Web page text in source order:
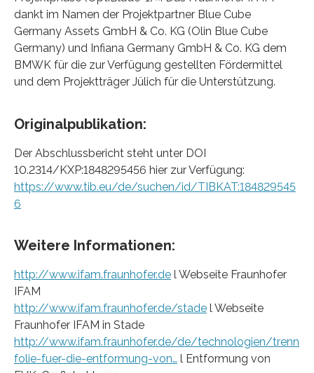
dankt im Namen der Projektpartner Blue Cube
Germany Assets GmbH & Co. KG (Olin Blue Cube
Germany) und Infiana Germany GmbH & Co. KG dem
BMWK für die zur Verfügung gestellten Fördermittel
und dem Projektträger Jülich für die Unterstützung.
Originalpublikation:
Der Abschlussbericht steht unter DOI
10.2314/KXP:1848295456 hier zur Verfügung:
https://www.tib.eu/de/suchen/id/TIBKAT:184829545
6
Weitere Informationen:
http://www.ifam.fraunhofer.de l Webseite Fraunhofer
IFAM
http://www.ifam.fraunhofer.de/stade l Webseite
Fraunhofer IFAM in Stade
http://www.ifam.fraunhofer.de/de/technologien/trenn
folie-fuer-die-entformung-von… l Entformung von